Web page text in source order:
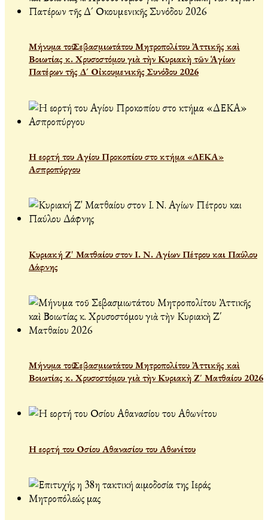
Μήνυμα τοῦ Σεβασμιωτάτου Μητροπολίτου Ἀττικῆς καὶ
Βοιωτίας κ. Χρυσοστόμου γιὰ τὴν Κυριακὴ τῶν Ἁγίων
Πατέρων τῆς Δ´ Οἰκουμενικῆς Συνόδου 2026
Η εορτή του Αγίου Προκοπίου στο κτήμα «ΔΕΚΑ»
Ασπροπύργου
Κυριακή Ζ' Ματθαίου στον Ι. Ν. Αγίων Πέτρου και Παύλου
Δάφνης
Μήνυμα τοῦ Σεβασμιωτάτου Μητροπολίτου Ἀττικῆς καὶ
Βοιωτίας κ. Χρυσοστόμου γιὰ τὴν Κυριακὴ Ζ΄ Ματθαίου 2026
Η εορτή του Οσίου Αθανασίου του Αθωνίτου